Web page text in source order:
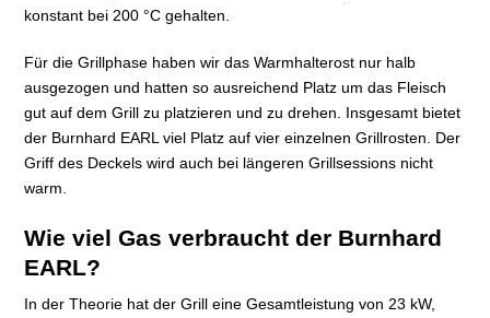
konstant bei 200 °C gehalten.
Für die Grillphase haben wir das Warmhalterost nur halb
ausgezogen und hatten so ausreichend Platz um das Fleisch
gut auf dem Grill zu platzieren und zu drehen. Insgesamt bietet
der Burnhard EARL viel Platz auf vier einzelnen Grillrosten. Der
Griff des Deckels wird auch bei längeren Grillsessions nicht
warm.
Wie viel Gas verbraucht der Burnhard
EARL?
In der Theorie hat der Grill eine Gesamtleistung von 23 kW,